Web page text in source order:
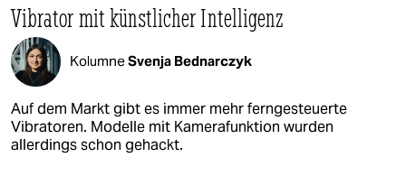
Vibrator mit künstlicher Intelligenz
KolumneSvenja Bednarczyk
Auf dem Markt gibt es immer mehr ferngesteuerte
Vibratoren. Modelle mit Kamerafunktion wurden
allerdings schon gehackt.